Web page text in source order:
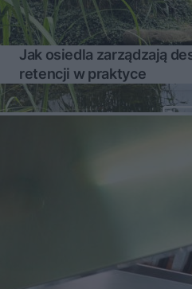
Jak osiedla zarządzają
retencji w praktyce